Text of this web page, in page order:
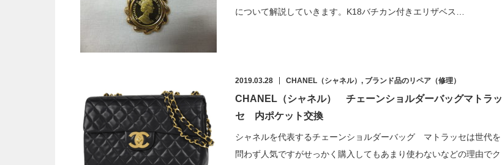
について解説していきます。K18バチカン付きエリザベス…
2019.03.28 CHANEL（シャネル） , ブランド品のリペア（修理）
CHANEL（シャネル） チェーンショルダーバッグマトラッ
セ 内ポケット交換
シャネルを代表するチェーンショルダーバッグ マトラッセは世代を
問わず人気ですがせっかく購入してもあまり使わないなどの理由でク